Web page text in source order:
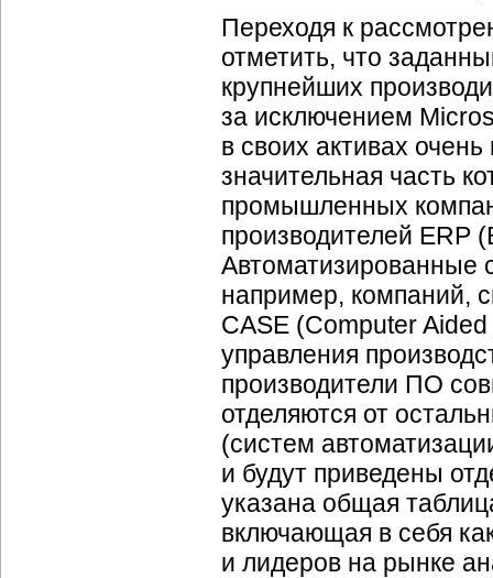
Переходя к
отметить, что
крупнейших
за исключением
в своих активах
значительная часть
промышленных
производителей ERP
Автоматизированные
например, компаний,
CASE (Computer
управления
производители ПО
отделяются от
(систем
и будут приведены
указана общая
включающая в себя
и лидеров на рынке